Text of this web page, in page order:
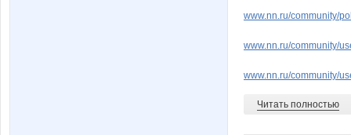
www.nn.ru/community/
www.nn.ru/community/
www.nn.ru/community/
Читать полностью